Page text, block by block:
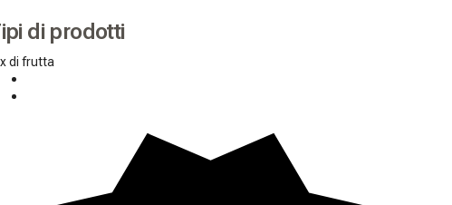
di prodotti
di frutta